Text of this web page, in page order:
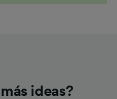
ideas?